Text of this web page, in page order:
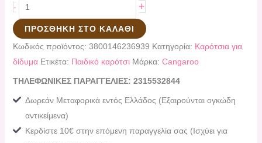
- +
ΠΡΟΣΘΉΚΗ ΣΤΟ ΚΑΛΆΘΙ
Κωδικός προϊόντος: 3800146236939 Κατηγορία: Καρότσια για
δίδυμα Ετικέτα: Παιδικό καρότσι Μάρκα: Cangaroo
ΤΗΛΕΦΩΝΙΚΕΣ ΠΑΡΑΓΓΕΛΙΕΣ: 2315532844
Δωρεάν Μεταφορικά εντός Ελλάδος (Εξαιρούνται ογκώδη
αντικείμενα)
Κερδίστε 10€ στην επόμενη παραγγελία σας (Ισχύει για